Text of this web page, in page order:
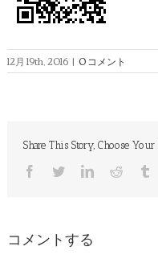
12月 19th, 2016 | 0 コメント
Share This Story, Choose Your
Facebook
TwitterLinkedinReddit
コメントする